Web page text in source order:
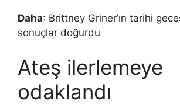
Daha: Brittney Griner’ın tarihi
sonuçlar doğurdu
Ateş ilerlemeye
odaklandı